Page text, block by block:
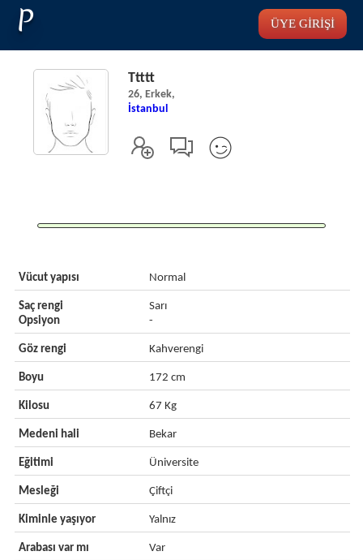
P ÜYE GİRİŞİ
Ttttt
26, Erkek,
İstanbul
Vücut yapısı Normal
Saç rengi
Opsiyon
Sarı
-
Göz rengi Kahverengi
Boyu 172 cm
Kilosu 67 Kg
Medeni hali Bekar
Eğitimi Üniversite
Mesleği Çiftçi
Kiminle yaşıyor Yalnız
Arabası var mı Var